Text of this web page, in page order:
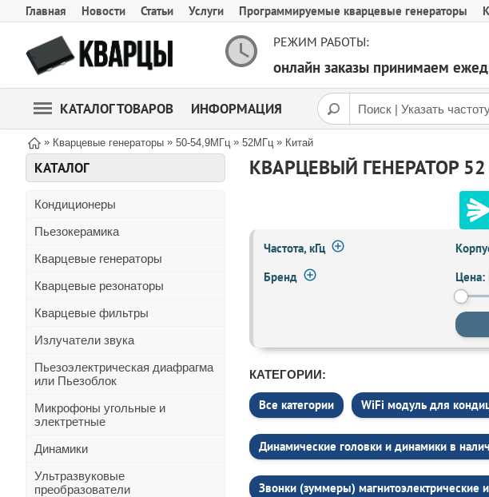
Главная Новости Статьи Услуги Программируемые кварцевые генераторы
РЕЖИМ РАБОТЫ:
онлайн заказы принимаем
КАТАЛОГ ТОВАРОВ ИНФОРМАЦИЯ
» Кварцевые генераторы » 50-54,9МГц » 52МГц » Китай
КАТАЛОГ
Кондиционеры
Пьезокерамика
Кварцевые генераторы
Кварцевые резонаторы
Кварцевые фильтры
Излучатели звука
Пьезоэлектрическая диафрагма
или Пьезоблок
Микрофоны угольные и
электретные
Динамики
Ультразвуковые
преобразователи
КВАРЦЕВЫЙ ГЕНЕРАТОР
Частота, кГц
Бренд
Цена:
КАТЕГОРИИ:
Все категории WiFi модуль для
Динамические головки и динамики в
Звонки (зуммеры) магнитоэлектрические